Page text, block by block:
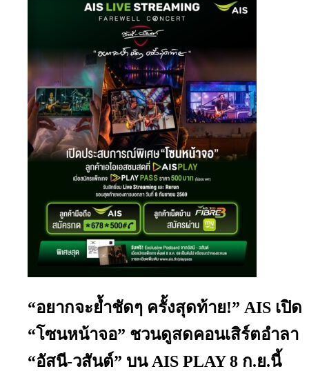
“อยากจะย้ำชัดๆ ครั้งสุดท้าย!” AIS เปิด
“โซนหน้าจอ” ชวนดูสดคอนเสิร์ตอำลา
“อัสนี-วสันต์” บน AIS PLAY 8 ก.ย.นี้